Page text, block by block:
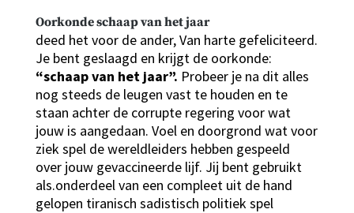
Oorkonde schaap van het jaar
deed het voor de ander, Van harte gefeliciteerd.
Je bent geslaagd en krijgt de oorkonde:
“schaap van het jaar”. Probeer je na dit alles
nog steeds de leugen vast te houden en te
staan achter de corrupte regering voor wat
jouw is aangedaan. Voel en doorgrond wat voor
ziek spel de wereldleiders hebben gespeeld
over jouw gevaccineerde lijf. Jij bent gebruikt
als.onderdeel van een compleet uit de hand
gelopen tiranisch sadistisch politiek spel